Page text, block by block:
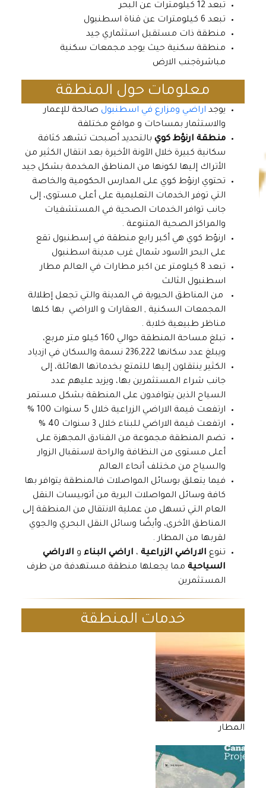
تبعد 12 كيلومترات عن البحر
تبعد 6 كيلومترات عن قناة اسطنبول
منطقة ذات مستقبل استثماري جيد
منطقة سكنية حيث يوجد مجمعات سكنية
مباشرةجنب الارض
معلومات حول المنطقة
يوجد اراضي ومزارع في اسطنبول صالحة للإعمار
والاستثمار بمساحات و مواقع مختلفة
منطقة ارنؤط كوي بالتحديد أصبحت تشهد كثافة
سكانية كبيرة خلال الآونة الأخيرة بعد انتقال الكثير من
الأتراك إليها لكونها من المناطق المخدمة بشكل جيد
تحتوي ارنؤط كوي على المدارس الحكومية والخاصة
التي توفر الخدمات التعليمية على أعلى مستوى، إلى
جانب توافر الخدمات الصحية في المستشفيات
والمراكز الصحية المتنوعة .
ارنؤط كوي هي أكبر رابع منطقة في إسطنبول تقع
على البحر الأسود شمال غرب مدينة اسطنبول
تبعد 8 كيلومتر عن اكبر مطارات في العالم مطار
اسطنبول الثالث
من المناطق الحيوية في المدينة والتي تجعل إطلالة
المجمعات السكنية , العقارات و الاراضي بها كلها
مناظر طبيعية خلابة .
تبلغ مساحة المنطقة حوالي 160 كيلو متر مربع،
ويبلغ عدد سكانها 236,222 نسمة والسكان في ازدياد
الكثير ينتقلون إليها للتمتع بخدماتها الهائلة، إلى
جانب شراء المستثمرين بها، ويزيد عليهم عدد
السياح الذين يتوافدون على المنطقة بشكل مستمر
ارتفعت قيمة الاراضي الزراعية خلال 5 سنوات 100 %
ارتفعت قيمة الاراضي للبناء خلال 3 سنوات 40 %
تضم المنطقة مجموعة من الفنادق المجهزة على
أعلى مستوى من النظافة والراحة لاستقبال الزوار
والسياح من مختلف أنحاء العالم
فيما يتعلق بوسائل المواصلات فالمنطقة يتوافر بها
كافة وسائل المواصلات البرية من أتوبيسات النقل
العام التي تسهل من عملية الانتقال من المنطقة إلى
المناطق الأخرى، وأيضًا وسائل النقل البحري والجوي
لقربها من المطار .
تنوع الاراضي الزراعية ، اراضي البناء و الاراضي
السياحية مما يجعلها منطقة مستهدفة من طرف
المستثمرين
خدمات المنطقة
المطار